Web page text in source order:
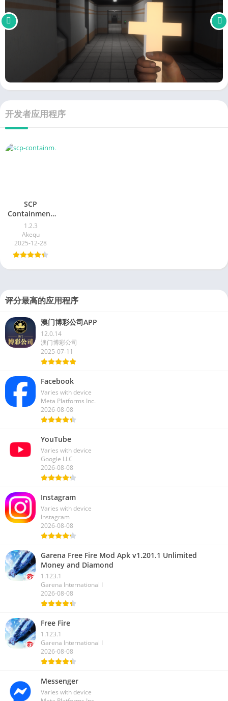
开发者应用程序
SCP
Containment
Incident
1.2.3
Akequ
2025-12-28
评分最高的应用程序
澳门博彩公司APP
12.0.14
澳门博彩公司
2025-07-11
Facebook
Varies with device
Meta Platforms Inc.
2026-08-08
YouTube
Varies with device
Google LLC
2026-08-08
Instagram
Varies with device
Instagram
2026-08-08
Garena Free Fire Mod Apk v1.201.1 Unlimited
Money and Diamond
1.123.1
Garena International I
2026-08-08
Free Fire
1.123.1
Garena International I
2026-08-08
Messenger
Varies with device